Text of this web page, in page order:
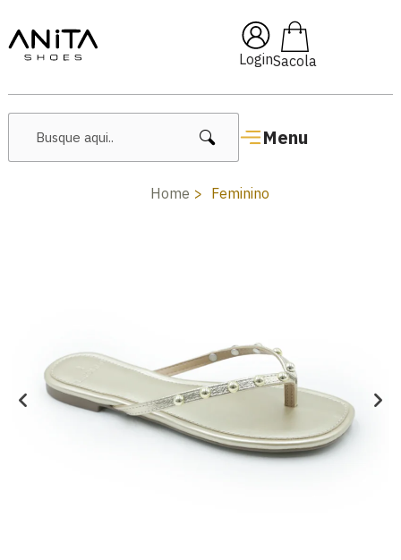
Login
Menu
🔥 Lançamentos Femininos
Home Feminino